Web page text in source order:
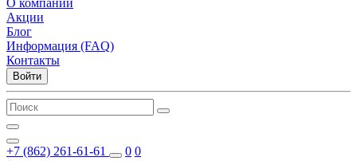
О компании
Акции
Блог
Информация (FAQ)
Контакты
Войти
+7 (862) 261-61-61 0 0